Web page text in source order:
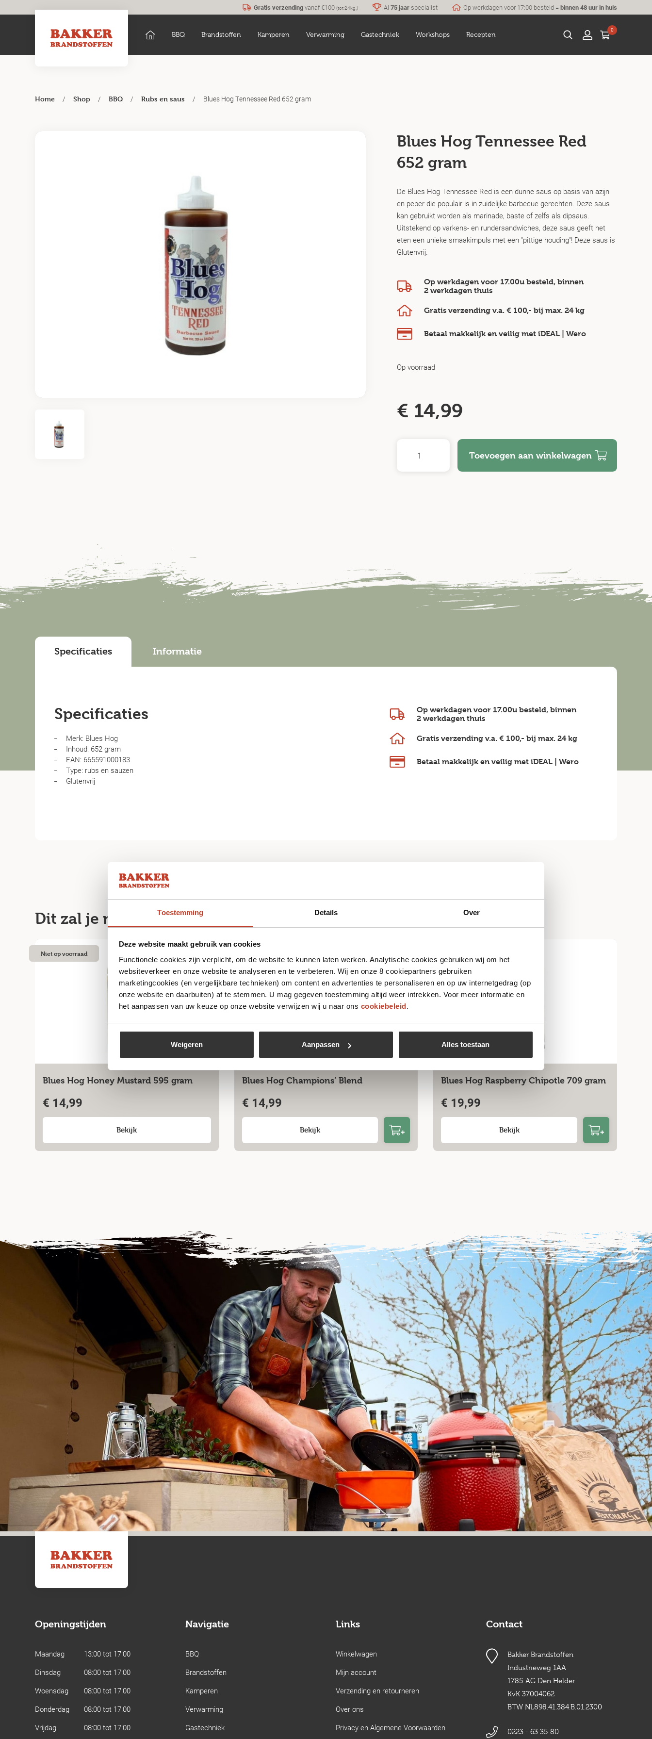
Toestemming Details Over
Deze website maakt gebruik van cookies
Functionele cookies zijn verplicht, om de website te kunnen laten werken. Analytische cookies gebruiken wij om het
websiteverkeer en onze website te analyseren en te verbeteren. Wij en onze 8 cookiepartners gebruiken
marketingcookies (en vergelijkbare technieken) om content en advertenties te personaliseren en op uw internetgedrag (op
onze website en daarbuiten) af te stemmen. U mag gegeven toestemming altijd weer intrekken. Voor meer informatie en
het aanpassen van uw keuze op onze website verwijzen wij u naar ons cookiebeleid.
Weigeren Aanpassen Alles toestaan
Gratis verzendingvanaf €100 (tot 24kg.) Al 75 jaarspecialist Op werkdagen voor 17:00 besteld =binnen 48 uur in huis
BBQ Brandstoffen Kamperen Verwarming Gastechniek Workshops Recepten
0
Home / Shop / BBQ / Rubs en saus / Blues Hog Tennessee Red 652 gram
Blues Hog Tennessee Red
652 gram
De Blues Hog Tennessee Red is een dunne saus op basis van azijn
en peper die populair is in zuidelijke barbecue gerechten. Deze saus
kan gebruikt worden als marinade, baste of zelfs als dipsaus.
Uitstekend op varkens- en rundersandwiches, deze saus geeft het
eten een unieke smaakimpuls met een "pittige houding"! Deze saus is
Glutenvrij.
Op werkdagen voor 17.00u besteld, binnen
2 werkdagenthuis
Gratis verzending v.a. € 100,- bij max. 24 kg
Betaal makkelijk en veilig met iDEAL | Wero
Op voorraad
€ 14,99
Toevoegen aan winkelwagen
Specificaties Informatie
Specificaties
Merk: Blues Hog
Inhoud: 652 gram
EAN: 665591000183
Type: rubs en sauzen
Glutenvrij
Op werkdagen voor 17.00u besteld, binnen
2 werkdagen thuis
Gratis verzending v.a.€ 100,- bij max.24 kg
Betaal makkelijk en veiligmet iDEAL | Wero
Dit zal je misschien ook leuk vinden
Blues Hog Honey Mustard 595 gram
€ 14,99
Bekijk
Niet op voorraad
Blues Hog Champions’ Blend
€ 14,99
Bekijk
Blues Hog Raspberry Chipotle 709 gram
€ 19,99
Bekijk
Openingstijden
Maandag
13:00 tot 17:00
Dinsdag
08:00 tot 17:00
Woensdag
08:00 tot 17:00
Donderdag
08:00 tot 17:00
Vrijdag
08:00 tot 17:00
Navigatie
BBQ
Brandstoffen
Kamperen
Verwarming
Gastechniek
Links
Winkelwagen
Mijn account
Verzending en retourneren
Over ons
Privacy en Algemene Voorwaarden
Contact
Bakker Brandstoffen
Industrieweg 1AA
1785 AG Den Helder
KvK 37004062
BTW NL898.41.384.B.01.2300
0223 - 63 35 80